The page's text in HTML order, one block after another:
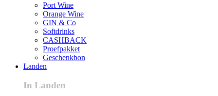
Port Wine
Orange Wine
GIN & Co
Softdrinks
CASHBACK
Proefpakket
Geschenkbon
Landen
In Landen